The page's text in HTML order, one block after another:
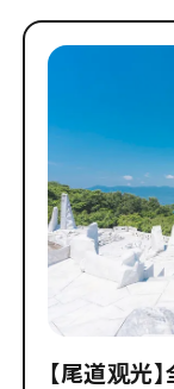
【尾道观光